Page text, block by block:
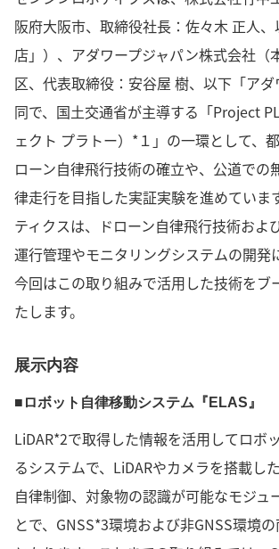
阪府大阪市、取締役社長：佐々木 正人
店」）、アダワープジャパン株式会社（
区、代表取締役：安谷屋 樹、以下「ア
同で、国土交通省が主導する「Project
ェクト プラトー）*１」の一環として、
ローン自律飛行技術の確立や、公道での
律走行を目指した実証実験を進めていま
ティクスは、ドローン自律飛行技術およ
運行管理やモニタリングシステムの開発
今回はこの取り組みで活用した技術をブ
たします。
展示内容
■ロボット自律移動システム『ELAS』
LiDAR*2で取得した情報を活用してロボ
るシステムで、LiDARやカメラを搭載し
自律制御、対象物の認識が可能なモジュ
とで、GNSS*3環境および非GNSS環境